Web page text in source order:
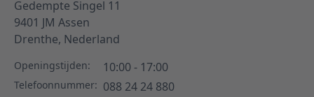
Gedempte Singel 11
9401 JM Assen
Drenthe, Nederland
Openingstijden: 10:00 - 17:00
Telefoonnummer: 088 24 24 880